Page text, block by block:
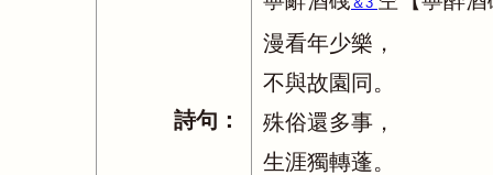
詩句：
漫看年少樂，
不與故園同。
殊俗還多事，
生涯獨轉蓬。